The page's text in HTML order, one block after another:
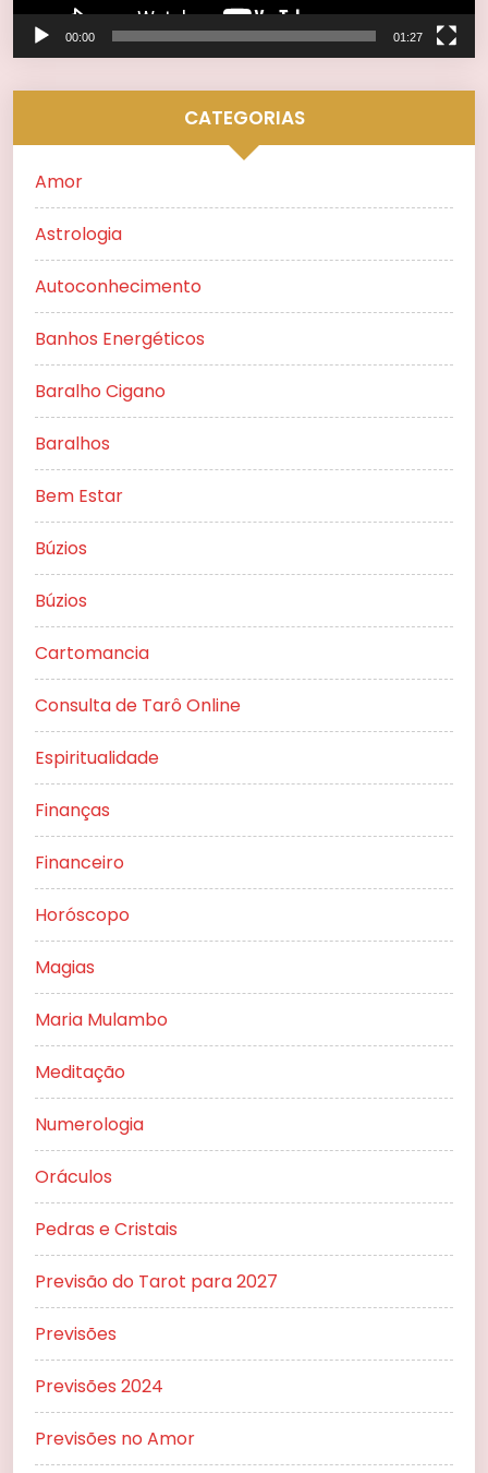
00:00 01:27
CATEGORIAS
Amor
Astrologia
Autoconhecimento
Banhos Energéticos
Baralho Cigano
Baralhos
Bem Estar
Búzios
Búzios
Cartomancia
Consulta de Tarô Online
Espiritualidade
Finanças
Financeiro
Horóscopo
Magias
Maria Mulambo
Meditação
Numerologia
Oráculos
Pedras e Cristais
Previsão do Tarot para 2027
Previsões
Previsões 2024
Previsões no Amor